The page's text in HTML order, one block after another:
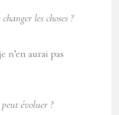
les choses ?
n’en aurai pas
peut évoluer ?